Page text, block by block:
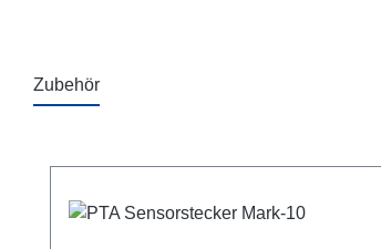
Zubehör